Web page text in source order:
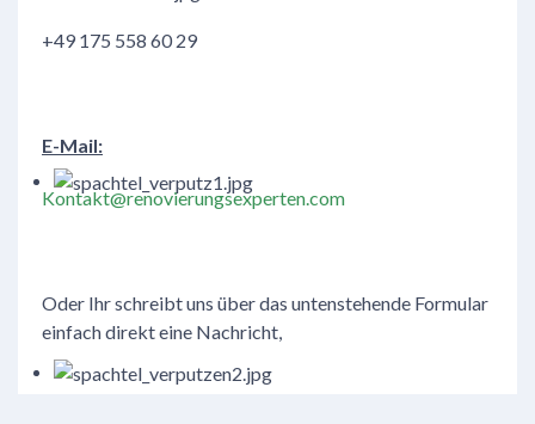
+49 175 558 60 29
E-Mail:
Kontakt@renovierungsexperten.com
Oder Ihr schreibt uns über das untenstehende Formular
einfach direkt eine Nachricht,